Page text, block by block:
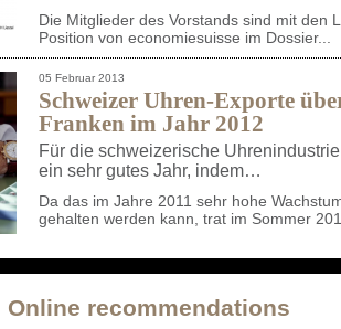
Die Mitglieder des Vorstands sind mit den
Position von economiesuisse im Dossier...
05 Februar 2013
Schweizer Uhren-Exporte
Franken im Jahr 2012
Für die schweizerische
ein sehr gutes Jahr, indem…
Da das im Jahre 2011 sehr hohe
gehalten werden kann, trat im Sommer
Online recommendations